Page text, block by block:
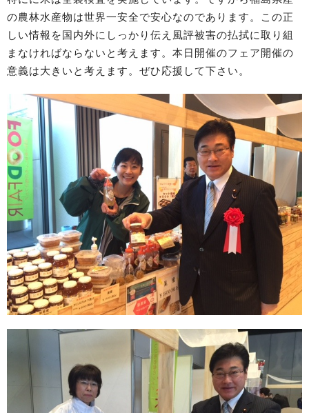
の農林水産物は世界一安全で安心なのであります。この正
しい情報を国内外にしっかり伝え風評被害の払拭に取り組
まなければならないと考えます。本日開催のフェア開催の
意義は大きいと考えます。ぜひ応援して下さい。